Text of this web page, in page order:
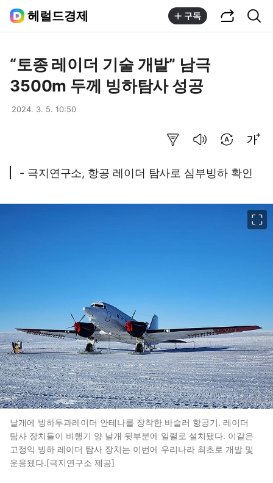
헤럴드경제 구독
“토종 레이더 기술 개발” 남극
3500m 두께 빙하탐사 성공
2024. 3. 5. 10:50
- 극지연구소, 항공 레이더 탐사로 심부빙하 확인
날개에 빙하투과레이더 안테나를 장착한 바슬러 항공기. 레이더
탐사 장치들이 비행기 양 날개 뒷부분에 일렬로 설치됐다. 이같은
고정익 빙하 레이더 탐사 장치는 이번에 우리나라 최초로 개발 및
운용됐다.[극지연구소 제공]